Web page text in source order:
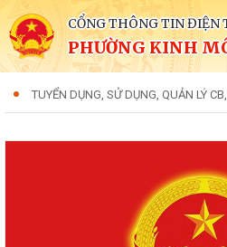
CỔNG THÔNG TIN ĐIỆN
PHƯỜNG KINH
TUYỂN DỤNG, SỬ DỤNG, QUẢN LÝ